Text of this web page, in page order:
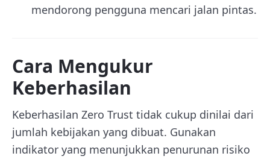
mendorong pengguna mencari jalan pintas.
Cara Mengukur
Keberhasilan
Keberhasilan Zero Trust tidak cukup dinilai dari
jumlah kebijakan yang dibuat. Gunakan
indikator yang menunjukkan penurunan risiko